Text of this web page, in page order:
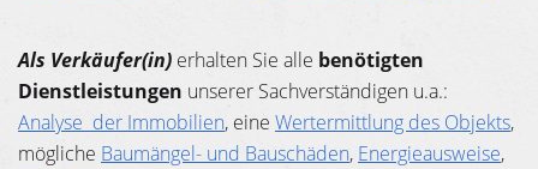
Als Verkäufer(in) erhalten Sie alle benötigten
Dienstleistungen unserer Sachverständigen u.a.:
Analyse der Immobilien, eine Wertermittlung des Objekts,
mögliche Baumängel- und Bauschäden, Energieausweise,